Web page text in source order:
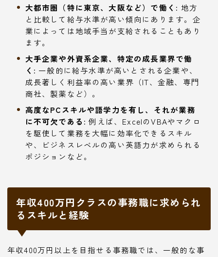
大都市圏（特に東京、大阪など）で働く: 地方
と比較して給与水準が高い傾向にあります。企
業によっては地域手当が支給されることもあり
ます。
大手企業や外資系企業、特定の成長業界で働
く: 一般的に給与水準が高いとされる企業や、
成長著しく利益率の高い業界（IT、金融、専門
商社、製薬など）。
高度なPCスキルや語学力を有し、それが業務
に不可欠である: 例えば、ExcelのVBAやマクロ
を駆使して業務を大幅に効率化できるスキル
や、ビジネスレベルの高い英語力が求められる
ポジションなど。
年収400万円クラスの事務職に求められ
るスキルと経験
年収400万円以上を目指せる事務職では、一般的な事